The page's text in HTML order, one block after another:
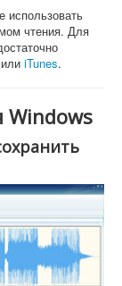
использовать
чтения. Для
iTunes.
Windows